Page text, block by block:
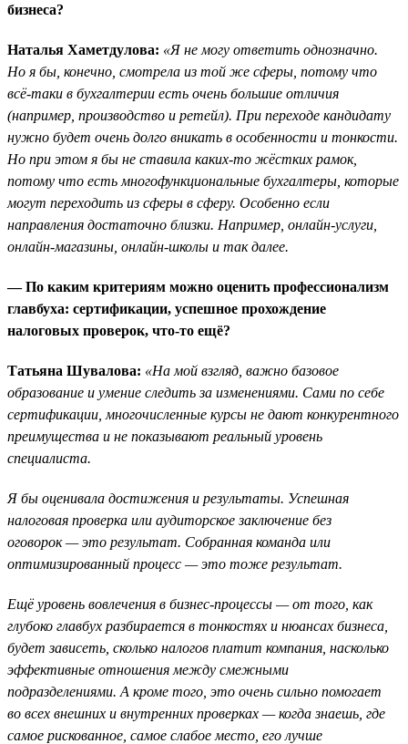
бизнеса?
Наталья Хаметдулова: «Я не могу ответить однозначно.
Но я бы, конечно, смотрела из той же сферы, потому что
всё-таки в бухгалтерии есть очень большие отличия
(например, производство и ретейл). При переходе кандидату
нужно будет очень долго вникать в особенности и тонкости.
Но при этом я бы не ставила каких-то жёстких рамок,
потому что есть многофункциональные бухгалтеры, которые
могут переходить из сферы в сферу. Особенно если
направления достаточно близки. Например, онлайн-услуги,
онлайн-магазины, онлайн-школы и так далее.
— По каким критериям можно оценить профессионализм
главбуха: сертификации, успешное прохождение
налоговых проверок, что-то ещё?
Татьяна Шувалова: «На мой взгляд, важно базовое
образование и умение следить за изменениями. Сами по себе
сертификации, многочисленные курсы не дают конкурентного
преимущества и не показывают реальный уровень
специалиста.
Я бы оценивала достижения и результаты. Успешная
налоговая проверка или аудиторское заключение без
оговорок — это результат. Собранная команда или
оптимизированный процесс — это тоже результат.
Ещё уровень вовлечения в бизнес-процессы — от того, как
глубоко главбух разбирается в тонкостях и нюансах бизнеса,
будет зависеть, сколько налогов платит компания, насколько
эффективные отношения между смежными
подразделениями. А кроме того, это очень сильно помогает
во всех внешних и внутренних проверках — когда знаешь, где
самое рискованное, самое слабое место, его лучше